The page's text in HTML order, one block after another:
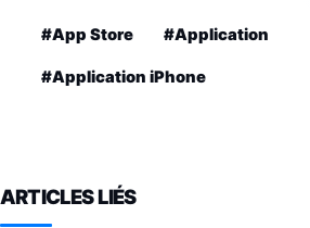
#App Store #Application
#Application iPhone
ARTICLES LIÉS